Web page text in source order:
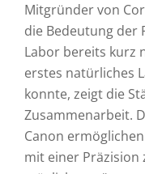
Mitgründer von
die Bedeutung der
Labor bereits kurz
erstes natürliches
konnte, zeigt die
Zusammenarbeit.
Canon
mit einer Präzision